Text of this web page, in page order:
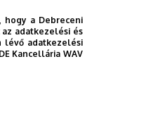
hogy a Debreceni
adatkezelési és
lévő adatkezelési
DE Kancellária WAV